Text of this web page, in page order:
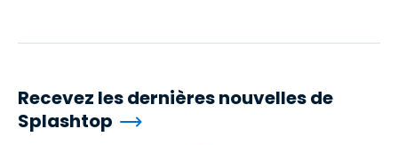
Recevez les dernières nouvelles de
Splashtop